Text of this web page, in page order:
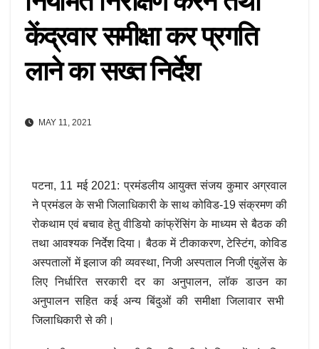
केंद्रवार समीक्षा कर प्रगति
लाने का सख्त निर्देश
MAY 11, 2021
पटना, 11 मई 2021: प्रमंडलीय आयुक्त संजय कुमार अग्रवाल
ने प्रमंडल के सभी जिलाधिकारी के साथ कोविड-19 संक्रमण की
रोकथाम एवं बचाव हेतु वीडियो कांफ्रेंसिंग के माध्यम से बैठक की
तथा आवश्यक निर्देश दिया। बैठक में टीकाकरण, टेस्टिंग, कोविड
अस्पतालों में इलाज की व्यवस्था, निजी अस्पताल निजी एंबुलेंस के
लिए निर्धारित सरकारी दर का अनुपालन, लॉक डाउन का
अनुपालन सहित कई अन्य बिंदुओं की समीक्षा जिलावार सभी
जिलाधिकारी से की।